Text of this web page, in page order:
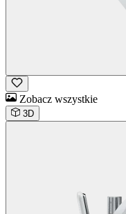
Zobacz wszystkie
3D